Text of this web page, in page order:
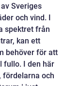
Sveriges
och vind. I
spektret från
kan ett
behöver för att
fullo. I den här
fördelarna och